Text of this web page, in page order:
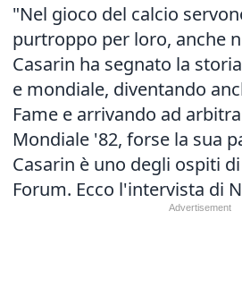
"Nel gioco del calcio
purtroppo per loro, anche
Casarin ha segnato la
e mondiale, diventando
Fame e arrivando ad
Mondiale '82, forse la sua
Casarin è uno degli ospiti
Forum. Ecco l'intervista di